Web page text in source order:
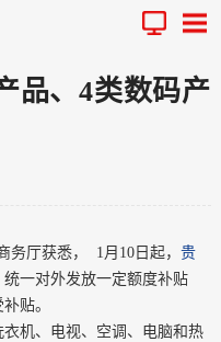
品、4类数码产
务厅获悉， 1月10日起， 贵
一对外发放一定额度补贴
贴。
机、电视、空调、电脑和热